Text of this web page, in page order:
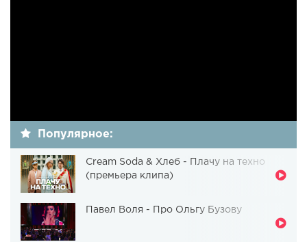
Популярное:
Cream Soda & Хлеб - Плачу на техно
(премьера клипа)
Павел Воля - Про Ольгу Бузову